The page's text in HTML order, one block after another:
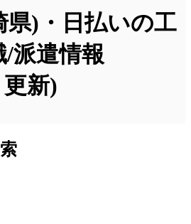
県)・日払いの工
派遣情報
更新)